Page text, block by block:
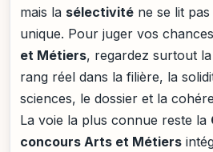
mais la sélectivité ne se lit
unique. Pour juger vos
et Métiers, regardez surtout
rang réel dans la filière, la
sciences, le dossier et la
La voie la plus connue reste la
concours Arts et Métiers